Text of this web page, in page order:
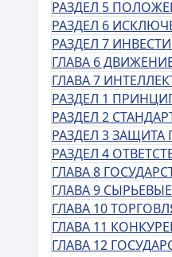
РАЗДЕЛ 5
РАЗДЕЛ 6
РАЗДЕЛ 7
ГЛАВА 6
ГЛАВА 7
РАЗДЕЛ 1
РАЗДЕЛ 2
РАЗДЕЛ 3
РАЗДЕЛ 4
ГЛАВА 8
ГЛАВА 9
ГЛАВА 10
ГЛАВА 11
ГЛАВА 12